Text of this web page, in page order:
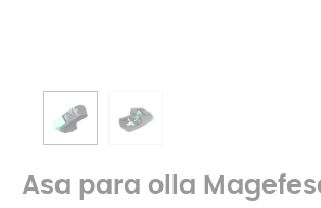
Asa para olla